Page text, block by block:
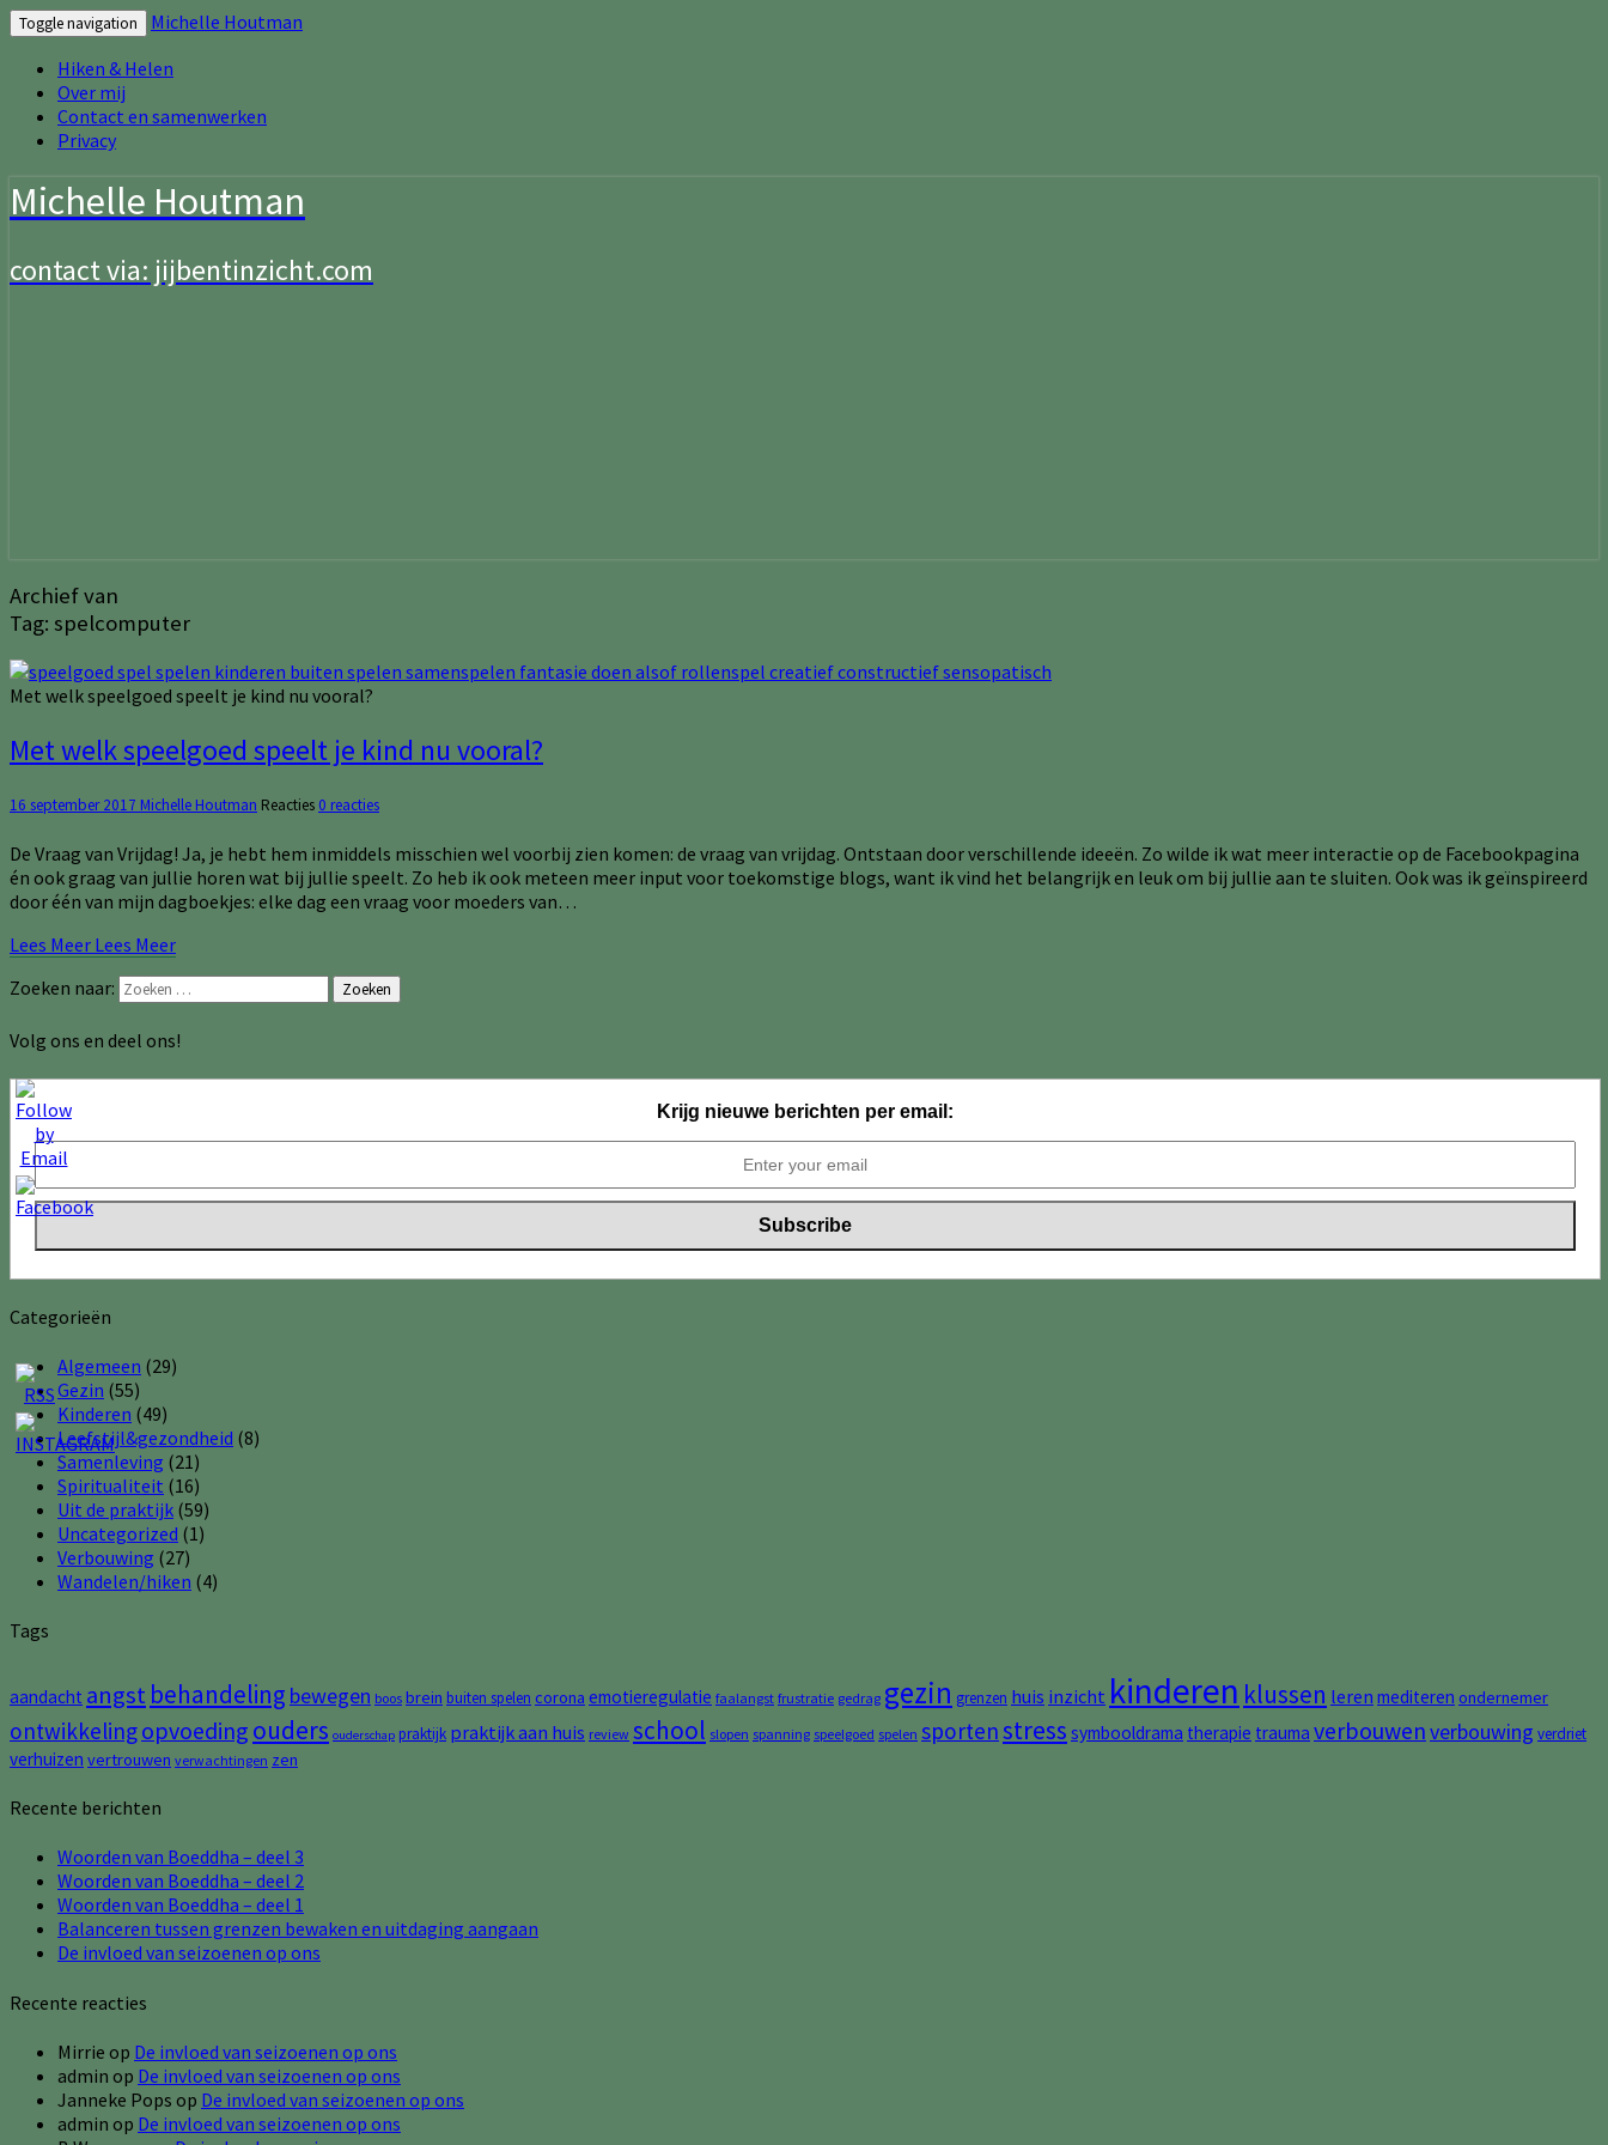
Toggle navigation
Michelle Houtman
Hiken & Helen
Over mij
Contact en samenwerken
Privacy
Michelle Houtman
contact via: jijbentinzicht.com
Archief van
Tag: spelcomputer
Met welk speelgoed speelt je kind nu vooral?
Met welk speelgoed speelt je kind nu vooral?
16 september 2017 Michelle Houtman Reacties 0 reacties
De Vraag van Vrijdag! Ja, je hebt hem inmiddels misschien wel voorbij zien komen: de vraag van vrijdag. Ontstaan door verschillende ideeën. Zo wilde ik wat meer interactie op de Facebookpagina
én ook graag van jullie horen wat bij jullie speelt. Zo heb ik ook meteen meer input voor toekomstige blogs, want ik vind het belangrijk en leuk om bij jullie aan te sluiten. Ook was ik geïnspireerd
door één van mijn dagboekjes: elke dag een vraag voor moeders van…
Lees Meer Lees Meer
Zoeken naar:
Zoeken
Volg ons en deel ons!
Krijg nieuwe berichten per email:
Categorieën
Algemeen (29)
Gezin (55)
Kinderen (49)
Leefstijl&gezondheid (8)
Samenleving (21)
Spiritualiteit (16)
Uit de praktijk (59)
Uncategorized (1)
Verbouwing (27)
Wandelen/hiken (4)
Tags
aandacht angst behandeling bewegen boos brein buiten spelen corona emotieregulatie faalangst frustratie gedrag gezin grenzen huis inzicht kinderen klussen leren mediteren ondernemer
ontwikkelingopvoeding ouders ouderschap praktijk praktijk aan huis review school slopen spanning speelgoed spelen sportenstress symbooldrama therapie trauma verbouwenverbouwing verdriet
verhuizen vertrouwen verwachtingen zen
Recente berichten
Woorden van Boeddha – deel 3
Woorden van Boeddha – deel 2
Woorden van Boeddha – deel 1
Balanceren tussen grenzen bewaken en uitdaging aangaan
De invloed van seizoenen op ons
Recente reacties
Mirrie op De invloed van seizoenen op ons
admin op De invloed van seizoenen op ons
Janneke Pops op De invloed van seizoenen op ons
admin op De invloed van seizoenen op ons